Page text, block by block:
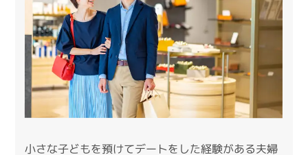
小さな子どもを預けてデートをした経験がある夫婦